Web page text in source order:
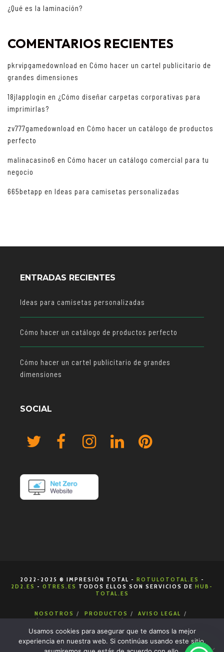
¿Qué es la laminación?
COMENTARIOS RECIENTES
pkrvipgamedownload en Cómo hacer un cartel publicitario de
grandes dimensiones
18jlapplogin en ¿Cómo diseñar carpetas corporativas para
imprimirlas?
zv777gamedownload en Cómo hacer un catálogo de productos
perfecto
malinacasino6 en Cómo hacer un catálogo comercial para tu
negocio
665betapp en Ideas para camisetas personalizadas
ENTRADAS RECIENTES
Ideas para camisetas personalizadas
Cómo hacer un catálogo de productos perfecto
Cómo hacer un cartel publicitario de grandes
dimensiones
SOCIAL
2022-2025 ® IMPRESIÓN TOTAL - ROTULOTOTAL.ES -
2D2.ES - 0TRES.ES TODOS ELLOS SON SERVICIOS DE HUB-
TOTAL.ES
NOSOTROS PRODUCTOS
AVISO LEGAL
POLÍTICA DE COOKIES
POLÍTICA DE PRIVACIDAD
CONDICIONES DE VENTA
CONTACTA
Usamos cookies para asegurar que te damos la mejor
experiencia en nuestra web. Si continúas usando este sitio,